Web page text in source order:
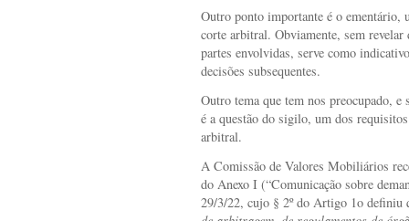
Outro ponto importante é o ementário,
corte arbitral. Obviamente, sem
partes envolvidas, serve como
decisões subsequentes.
Outro tema que tem nos preocupado, e
é a questão do sigilo, um dos
arbitral.
A Comissão de Valores Mobiliários
do Anexo I (“Comunicação sobre
29/3/22, cujo § 2º do Artigo 1o definiu